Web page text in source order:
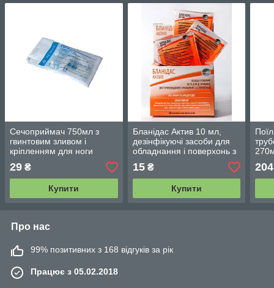
Сечоприймач 750мл з
гвинтовим зливом і
кріпленням для ноги
трубки 10± 2)
29 ₴
Купити
Бланідас Актив 10 мл,
дезінфікуючі засоби для
обладнання і поверхонь з
матеріалів
15₴
Купити
204
Про нас
99% позитивних з 168 відгуків за рік
Працює з 05.02.2018